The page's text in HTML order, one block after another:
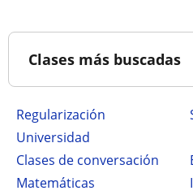
Clases más buscadas
Regularización
Universidad
Clases de conversación
Matemáticas